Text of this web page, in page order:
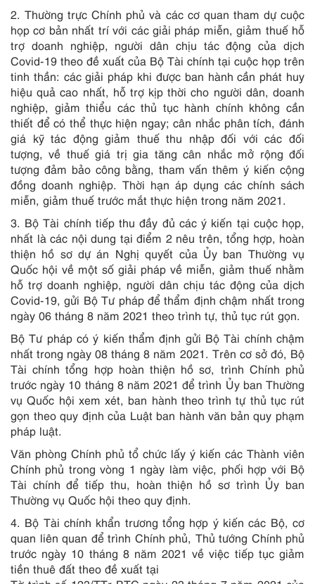
2. Thường trực Chính phủ và các cơ quan tham dự cuộc
họp cơ bản nhất trí với các giải pháp miễn, giảm thuế hỗ
trợ doanh nghiệp, người dân chịu tác động của dịch
Covid-19 theo đề xuất của Bộ Tài chính tại cuộc họp trên
tinh thần: các giải pháp khi được ban hành cần phát huy
hiệu quả cao nhất, hỗ trợ kịp thời cho người dân, doanh
nghiệp, giảm thiểu các thủ tục hành chính không cần
thiết để có thể thực hiện ngay; cân nhắc phân tích, đánh
giá kỹ tác động giảm thuế thu nhập đối với các đối
tượng, về thuế giá trị gia tăng cân nhắc mở rộng đối
tượng đảm bảo công bằng, tham vấn thêm ý kiến cộng
đồng doanh nghiệp. Thời hạn áp dụng các chính sách
miễn, giảm thuế trước mắt thực hiện trong năm 2021.
3. Bộ Tài chính tiếp thu đầy đủ các ý kiến tại cuộc họp,
nhất là các nội dung tại điểm 2 nêu trên, tổng hợp, hoàn
thiện hồ sơ dự án Nghị quyết của Ủy ban Thường vụ
Quốc hội về một số giải pháp về miễn, giảm thuế nhằm
hỗ trợ doanh nghiệp, người dân chịu tác động của dịch
Covid-19, gửi Bộ Tư pháp để thẩm định chậm nhất trong
ngày 06 tháng 8 năm 2021 theo trình tự, thủ tục rút gọn.
Bộ Tư pháp có ý kiến thẩm định gửi Bộ Tài chính chậm
nhất trong ngày 08 tháng 8 năm 2021. Trên cơ sở đó, Bộ
Tài chính tổng hợp hoàn thiện hồ sơ, trình Chính phủ
trước ngày 10 tháng 8 năm 2021 để trình Ủy ban Thường
vụ Quốc hội xem xét, ban hành theo trình tự thủ tục rút
gọn theo quy định của Luật ban hành văn bản quy phạm
pháp luật.
Văn phòng Chính phủ tổ chức lấy ý kiến các Thành viên
Chính phủ trong vòng 1 ngày làm việc, phối hợp với Bộ
Tài chính để tiếp thu, hoàn thiện hồ sơ trình Ủy ban
Thường vụ Quốc hội theo quy định.
4. Bộ Tài chính khẩn trương tổng hợp ý kiến các Bộ, cơ
quan liên quan để trình Chính phủ, Thủ tướng Chính phủ
trước ngày 10 tháng 8 năm 2021 về việc tiếp tục giảm
tiền thuê đất theo đề xuất tại